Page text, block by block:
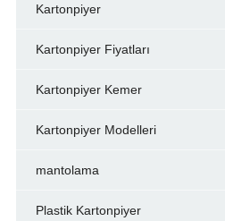
Kartonpiyer
Kartonpiyer Fiyatları
Kartonpiyer Kemer
Kartonpiyer Modelleri
mantolama
Plastik Kartonpiyer